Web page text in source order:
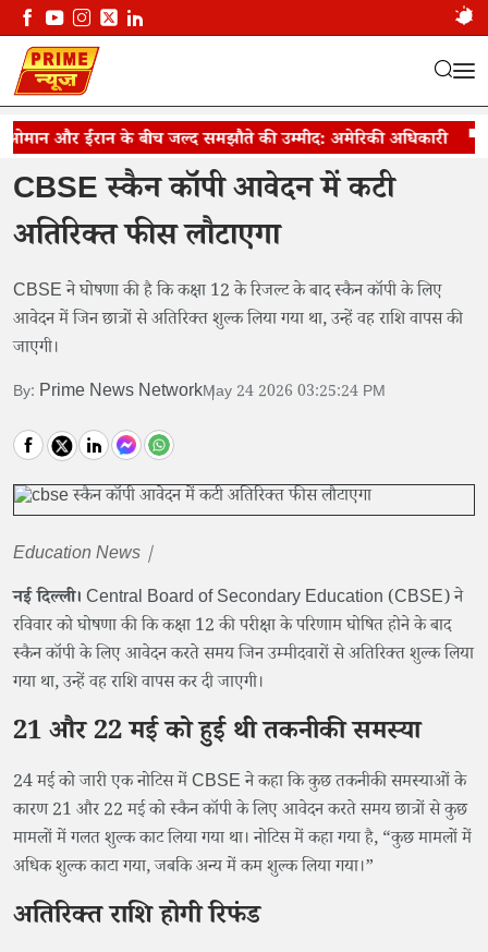
और ईरान के बीच जल्द समझौते की उम्मीद: अमेरिकी अधिकारी
CBSE स्कैन कॉपी आवेदन में फीस वापसी निर्णय
CBSE स्कैन कॉपी आवेदन में कटी
अतिरिक्त फीस लौटाएगा
CBSE ने घोषणा की है कि कक्षा 12 के रिजल्ट के बाद स्कैन कॉपी के लिए
आवेदन में जिन छात्रों से अतिरिक्त शुल्क लिया गया था, उन्हें वह राशि वापस की
जाएगी।
By: Prime News NetworkMay 24 2026 03:25:24 PM
Education News |
नई दिल्ली। Central Board of Secondary Education (CBSE) ने
रविवार को घोषणा की कि कक्षा 12 की परीक्षा के परिणाम घोषित होने के बाद
स्कैन कॉपी के लिए आवेदन करते समय जिन उम्मीदवारों से अतिरिक्त शुल्क लिया
गया था, उन्हें वह राशि वापस कर दी जाएगी।
21 और 22 मई को हुई थी तकनीकी समस्या
24 मई को जारी एक नोटिस में CBSE ने कहा कि कुछ तकनीकी समस्याओं के
कारण 21 और 22 मई को स्कैन कॉपी के लिए आवेदन करते समय छात्रों से कुछ
मामलों में गलत शुल्क काट लिया गया था। नोटिस में कहा गया है, “कुछ मामलों में
अधिक शुल्क काटा गया, जबकि अन्य में कम शुल्क लिया गया।”
अतिरिक्त राशि होगी रिफंड